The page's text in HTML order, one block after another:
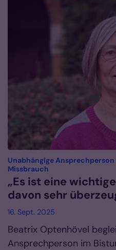
Unabhängige
Missbrauch
„Es ist eine
davon sehr
16. Sept. 2025
Beatrix Optenhövel
Ansprechperson im